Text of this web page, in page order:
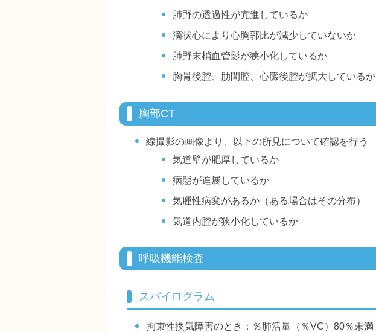
肺野の透過性が亢進しているか
滴状心により心胸郭比が減少していないか
肺野末梢血管影が狭小化しているか
胸骨後腔、肋間腔、心臓後腔が拡大しているか
胸部CT
線撮影の画像より、以下の所見について確認を行う
気道壁が肥厚しているか
病態が進展しているか
気腫性病変があるか（ある場合はその分布）
気道内腔が狭小化しているか
呼吸機能検査
スパイログラム
拘束性換気障害のとき：％肺活量（％VC）80％未満